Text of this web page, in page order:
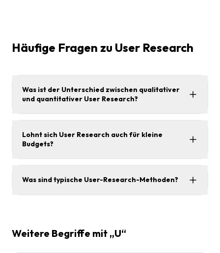
Häufige Fragen zu User Research
Was ist der Unterschied zwischen qualitativer
und quantitativer User Research?
Lohnt sich User Research auch für kleine
Budgets?
Was sind typische User-Research-Methoden?
Weitere Begriffe mit „U“